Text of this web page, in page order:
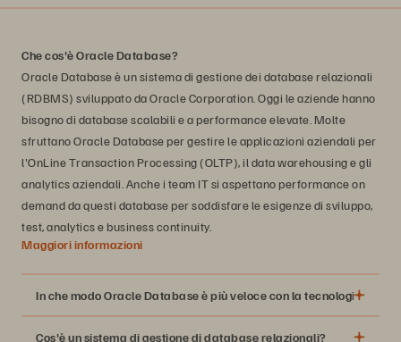
Che cos'è Oracle Database?
Oracle Database è un sistema di gestione dei database relazionali
(RDBMS) sviluppato da Oracle Corporation. Oggi le aziende hanno
bisogno di database scalabili e a performance elevate. Molte
sfruttano Oracle Database per gestire le applicazioni aziendali per
l'OnLine Transaction Processing (OLTP), il data warehousing e gli
analytics aziendali. Anche i team IT si aspettano performance on
demand da questi database per soddisfare le esigenze di sviluppo,
test, analytics e business continuity.
Maggiori informazioni
In che modo Oracle Database è più veloce con la tecnologia all-
Cos'è un sistema di gestione di database relazionali?